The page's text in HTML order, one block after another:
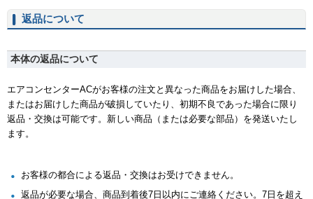
返品について
本体の返品について
エアコンセンターACがお客様の注文と異なった商品をお届けした場合、
またはお届けした商品が破損していたり、初期不良であった場合に限り
返品・交換は可能です。新しい商品（または必要な部品）を発送いたし
ます。
お客様の都合による返品・交換はお受けできません。
返品が必要な場合、商品到着後7日以内にご連絡ください。7日を超え